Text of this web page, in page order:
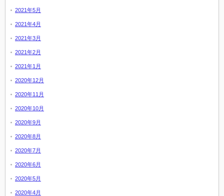
2021年5月
2021年4月
2021年3月
2021年2月
2021年1月
2020年12月
2020年11月
2020年10月
2020年9月
2020年8月
2020年7月
2020年6月
2020年5月
2020年4月